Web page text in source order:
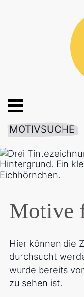
MOTIVSUCHE
Motive
Hier können die
durchsucht
wurde bereits
zu sehen ist.